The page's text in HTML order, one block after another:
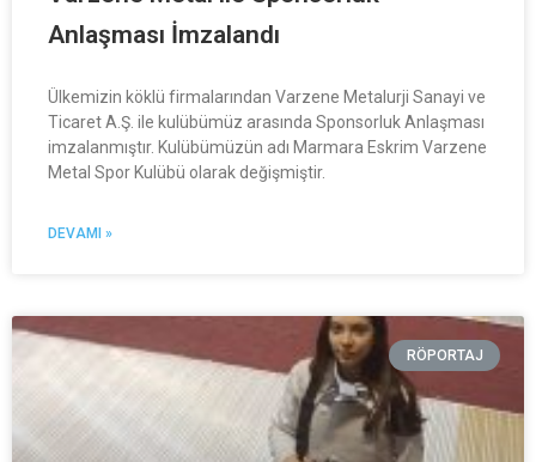
Anlaşması İmzalandı
Ülkemizin köklü firmalarından Varzene Metalurji Sanayi ve
Ticaret A.Ş. ile kulübümüz arasında Sponsorluk Anlaşması
imzalanmıştır. Kulübümüzün adı Marmara Eskrim Varzene
Metal Spor Kulübü olarak değişmiştir.
DEVAMI »
RÖPORTAJ